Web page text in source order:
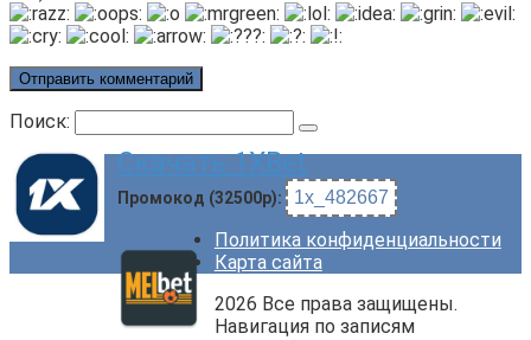
Поиск:
Скачать 1XBet
Промокод (32500р): 1x_482667
Политика конфиденциальности
Карта сайта
2026 Все права защищены.
Навигация по записям